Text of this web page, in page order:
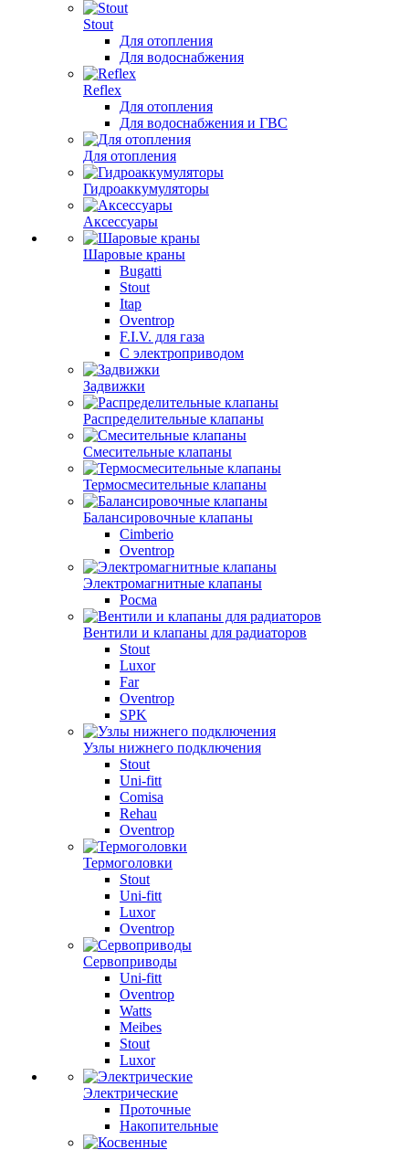
Stout
Для отопления
Для водоснабжения
Reflex
Для отопления
Для водоснабжения и ГВС
Для отопления
Гидроаккумуляторы
Аксессуары
Шаровые краны
Bugatti
Stout
Itap
Oventrop
F.I.V. для газа
С электроприводом
Задвижки
Распределительные клапаны
Cмесительные клапаны
Термосмесительные клапаны
Балансировочные клапаны
Cimberio
Oventrop
Электромагнитные клапаны
Росма
Вентили и клапаны для радиаторов
Stout
Luxor
Far
Oventrop
SPK
Узлы нижнего подключения
Stout
Uni-fitt
Comisa
Rehau
Oventrop
Термоголовки
Stout
Uni-fitt
Luxor
Oventrop
Сервоприводы
Uni-fitt
Oventrop
Watts
Meibes
Stout
Luxor
Электрические
Проточные
Накопительные